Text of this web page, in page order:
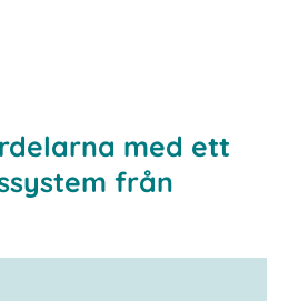
med ett
från